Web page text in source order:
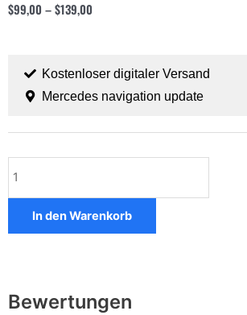
$99,00 –$139,00
Kostenloser digitaler Versand
Mercedes navigation update
GLC
Menge
In den Warenkorb
Bewertungen